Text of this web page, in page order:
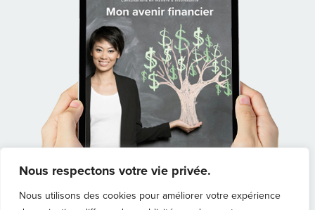
Nous respectons votre vie privée.
Nous utilisons des cookies pour améliorer votre expérience